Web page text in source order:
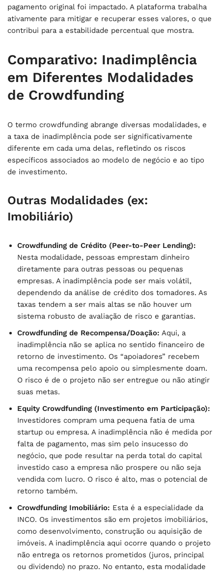
pagamento original foi impactado. A plataforma trabalha
ativamente para mitigar e recuperar esses valores, o que
contribui para a estabilidade percentual que mostra.
Comparativo: Inadimplência
em Diferentes Modalidades
de Crowdfunding
O termo crowdfunding abrange diversas modalidades, e
a taxa de inadimplência pode ser significativamente
diferente em cada uma delas, refletindo os riscos
específicos associados ao modelo de negócio e ao tipo
de investimento.
Outras Modalidades (ex:
Imobiliário)
Crowdfunding de Crédito (Peer-to-Peer Lending):
Nesta modalidade, pessoas emprestam dinheiro
diretamente para outras pessoas ou pequenas
empresas. A inadimplência pode ser mais volátil,
dependendo da análise de crédito dos tomadores. As
taxas tendem a ser mais altas se não houver um
sistema robusto de avaliação de risco e garantias.
Crowdfunding de Recompensa/Doação: Aqui, a
inadimplência não se aplica no sentido financeiro de
retorno de investimento. Os “apoiadores” recebem
uma recompensa pelo apoio ou simplesmente doam.
O risco é de o projeto não ser entregue ou não atingir
suas metas.
Equity Crowdfunding (Investimento em Participação):
Investidores compram uma pequena fatia de uma
startup ou empresa. A inadimplência não é medida por
falta de pagamento, mas sim pelo insucesso do
negócio, que pode resultar na perda total do capital
investido caso a empresa não prospere ou não seja
vendida com lucro. O risco é alto, mas o potencial de
retorno também.
Crowdfunding Imobiliário: Esta é a especialidade da
INCO. Os investimentos são em projetos imobiliários,
como desenvolvimento, construção ou aquisição de
imóveis. A inadimplência aqui ocorre quando o projeto
não entrega os retornos prometidos (juros, principal
ou dividendo) no prazo. No entanto, esta modalidade